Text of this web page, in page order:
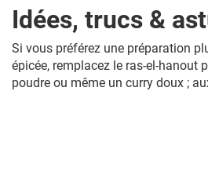
Idées, trucs &
Si vous préférez une préparation
épicée, remplacez le ras-el-hanout
poudre ou même un curry doux ;